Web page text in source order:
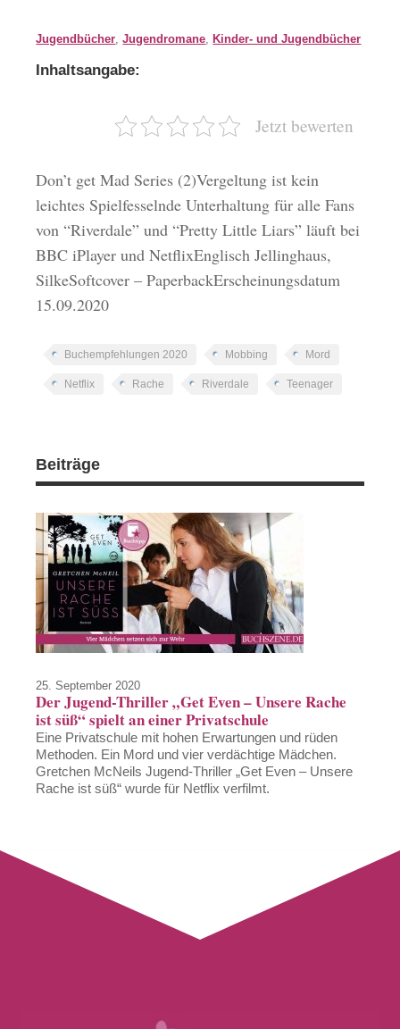
Jugendbücher,Jugendromane, Kinder- und Jugendbücher
Inhaltsangabe:
Jetzt bewerten
Don’t get Mad Series (2)Vergeltung ist kein
leichtes Spielfesselnde Unterhaltung für alle Fans
von “Riverdale” und “Pretty Little Liars” läuft bei
BBC iPlayer und NetflixEnglisch Jellinghaus,
SilkeSoftcover – PaperbackErscheinungsdatum
15.09.2020
Buchempfehlungen 2020 Mobbing Mord
Netflix Rache Riverdale Teenager
Beiträge
25. September 2020
Der Jugend-Thriller „Get Even – Unsere Rache
ist süß“ spielt an einer Privatschule
Eine Privatschule mit hohen Erwartungen und rüden
Methoden. Ein Mord und vier verdächtige Mädchen.
Gretchen McNeils Jugend-Thriller „Get Even – Unsere
Rache ist süß“ wurde für Netflix verfilmt.